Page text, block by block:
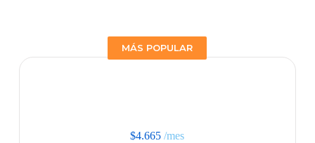
MÁS POPULAR
$4.665/mes